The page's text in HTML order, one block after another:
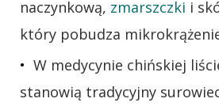
naczynkową, zmarszczki i
który pobudza
W medycynie chińskiej
stanowią tradycyjny